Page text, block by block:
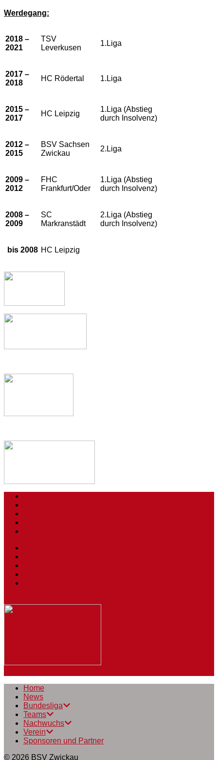
Werdegang:
2018 –
2021
TSV
Leverkusen
1.Liga
2017 –
2018
HC Rödertal 1.Liga
2015 –
2017
HC Leipzig
1.Liga (Abstieg
durch Insolvenz)
2012 –
2015
BSV Sachsen
Zwickau
2.Liga
2009 –
2012
FHC
Frankfurt/Oder
1.Liga (Abstieg
durch Insolvenz)
2008 –
2009
SC
Markranstädt
2.Liga (Abstieg
durch Insolvenz)
bis 2008 HC Leipzig
Home
News
Bundesliga
Teams
Nachwuchs
Verein
Sponsoren und Partner
© 2026 BSV Zwickau